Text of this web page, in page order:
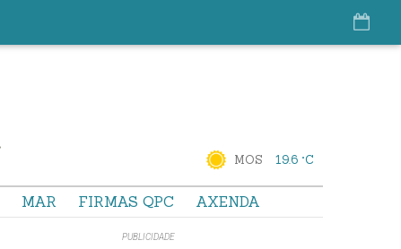
MOS 19.6 °C
MAR FIRMAS QPC AXENDA